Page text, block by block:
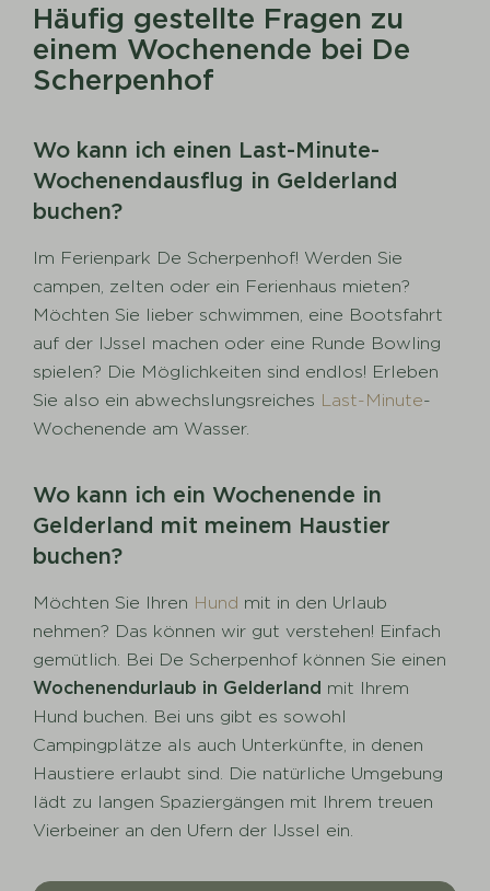
Häufig gestellte Fragen zu
einem Wochenende bei De
Scherpenhof
Wo kann ich einen Last-Minute-
Wochenendausflug in Gelderland
buchen?
Im Ferienpark De Scherpenhof! Werden Sie
campen, zelten oder ein Ferienhaus mieten?
Möchten Sie lieber schwimmen, eine Bootsfahrt
auf der IJssel machen oder eine Runde Bowling
spielen? Die Möglichkeiten sind endlos! Erleben
Sie also ein abwechslungsreiches Last-Minute-
Wochenende am Wasser.
Wo kann ich ein Wochenende in
Gelderland mit meinem Haustier
buchen?
Möchten Sie Ihren Hund mit in den Urlaub
nehmen? Das können wir gut verstehen! Einfach
gemütlich. Bei De Scherpenhof können Sie einen
Wochenendurlaub in Gelderland mit Ihrem
Hund buchen. Bei uns gibt es sowohl
Campingplätze als auch Unterkünfte, in denen
Haustiere erlaubt sind. Die natürliche Umgebung
lädt zu langen Spaziergängen mit Ihrem treuen
Vierbeiner an den Ufern der IJssel ein.